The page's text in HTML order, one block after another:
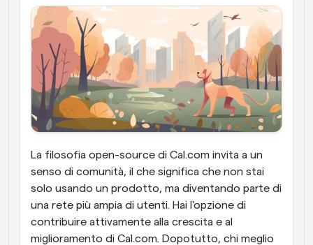
La filosofia open-source di Cal.com invita a un
senso di comunità, il che significa che non stai
solo usando un prodotto, ma diventando parte di
una rete più ampia di utenti. Hai l'opzione di
contribuire attivamente alla crescita e al
miglioramento di Cal.com. Dopotutto, chi meglio